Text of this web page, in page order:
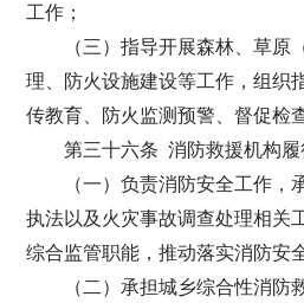
工作；
（三）指导开展森林、草原
理、防火设施建设等工作，组织
传教育、防火监测预警、督促检
第三十六条 消防救援机构履
（一）负责消防安全工作，
执法以及火灾事故调查处理相关
综合监管职能，推动落实消防安
（二）承担城乡综合性消防